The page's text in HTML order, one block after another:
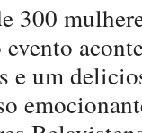
300
evento
e um